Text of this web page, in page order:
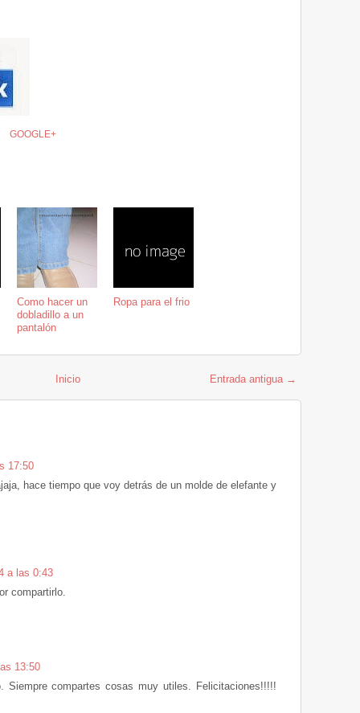
GOOGLE+
Como hacer un
dobladillo a un
pantalón
Ropa para el frio
Entrada antigua →
Inicio
17:50
hace tiempo que voy detrás de un molde de elefante y
a las 0:43
compartirlo.
13:50
Siempre compartes cosas muy utiles. Felicitaciones!!!!!